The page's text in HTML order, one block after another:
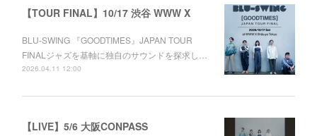
【TOUR FINAL】10/17 渋谷 WWW X
BLU-SWING 『GOODTIMES』JAPAN TOUR
FINALジャズを基軸に独自のサウンドを探求し…
2026.04.11 12:00
【LIVE】5/6 大阪CONPASS